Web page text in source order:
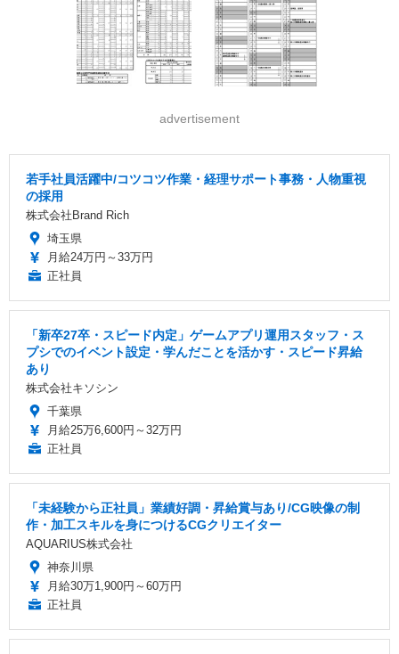
advertisement
若手社員活躍中/コツコツ作業・経理サポート事務・人物重視
の採用
株式会社Brand Rich
埼玉県
月給24万円～33万円
正社員
「新卒27卒・スピード内定」ゲームアプリ運用スタッフ・ス
プシでのイベント設定・学んだことを活かす・スピード昇給
あり
株式会社キソシン
千葉県
月給25万6,600円～32万円
正社員
「未経験から正社員」業績好調・昇給賞与あり/CG映像の制
作・加工スキルを身につけるCGクリエイター
AQUARIUS株式会社
神奈川県
月給30万1,900円～60万円
正社員